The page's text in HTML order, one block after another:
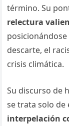
término. Su
relectura
descarte, el
crisis climática.
Su discurso de
se trata solo de
interpelación